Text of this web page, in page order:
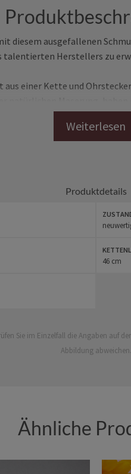
diesem ausgefallenen
Herstellers zu
einer Kette und
und sind vollkommen
Ohrstecker.
Produktdetails
46 cm
Sie im Einzelfall die Angaben auf
Abbildung abweichen.
Ähnliche